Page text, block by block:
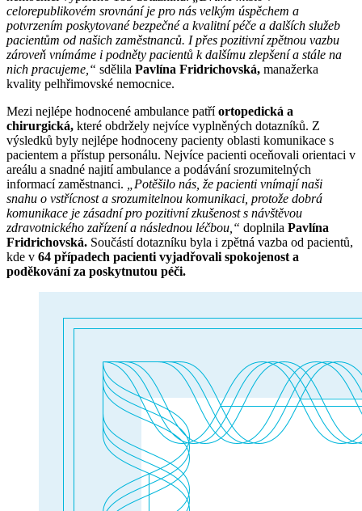
celorepublikovém srovnání je pro nás velkým úspěchem a
potvrzením poskytované bezpečné a kvalitní péče a dalších služeb
pacientům od našich zaměstnanců. I přes pozitivní zpětnou vazbu
zároveň vnímáme i podněty pacientů k dalšímu zlepšení a stále na
nich pracujeme,“ sdělila Pavlína Fridrichovská, manažerka
kvality pelhřimovské nemocnice.
Mezi nejlépe hodnocené ambulance patříortopedická a
chirurgická, které obdržely nejvíce vyplněných dotazníků. Z
výsledků byly nejlépe hodnoceny pacienty oblasti komunikace s
pacientem a přístup personálu. Nejvíce pacienti oceňovali orientaci v
areálu a snadné najití ambulance a podávání srozumitelných
informací zaměstnanci. „Potěšilo nás, že pacienti vnímají naši
snahu o vstřícnost a srozumitelnou komunikaci, protože dobrá
komunikace je zásadní pro pozitivní zkušenost s návštěvou
zdravotnického zařízení a následnou léčbou,“ doplnila Pavlína
Fridrichovská. Součástí dotazníku byla i zpětná vazba od pacientů,
kde v 64 případech pacienti vyjadřovali spokojenost a
poděkování za poskytnutou péči.